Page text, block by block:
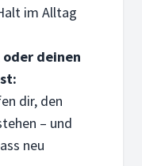
im Alltag
deinen
dir, den
– und
neu